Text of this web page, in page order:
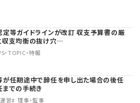
定等ガイドラインが改訂 収支予算書の厳
収支均衡の抜け穴…
・TOPIC・特報
が任期途中で辞任を申し出た場合の後任
までの手続き
営 理事・監事